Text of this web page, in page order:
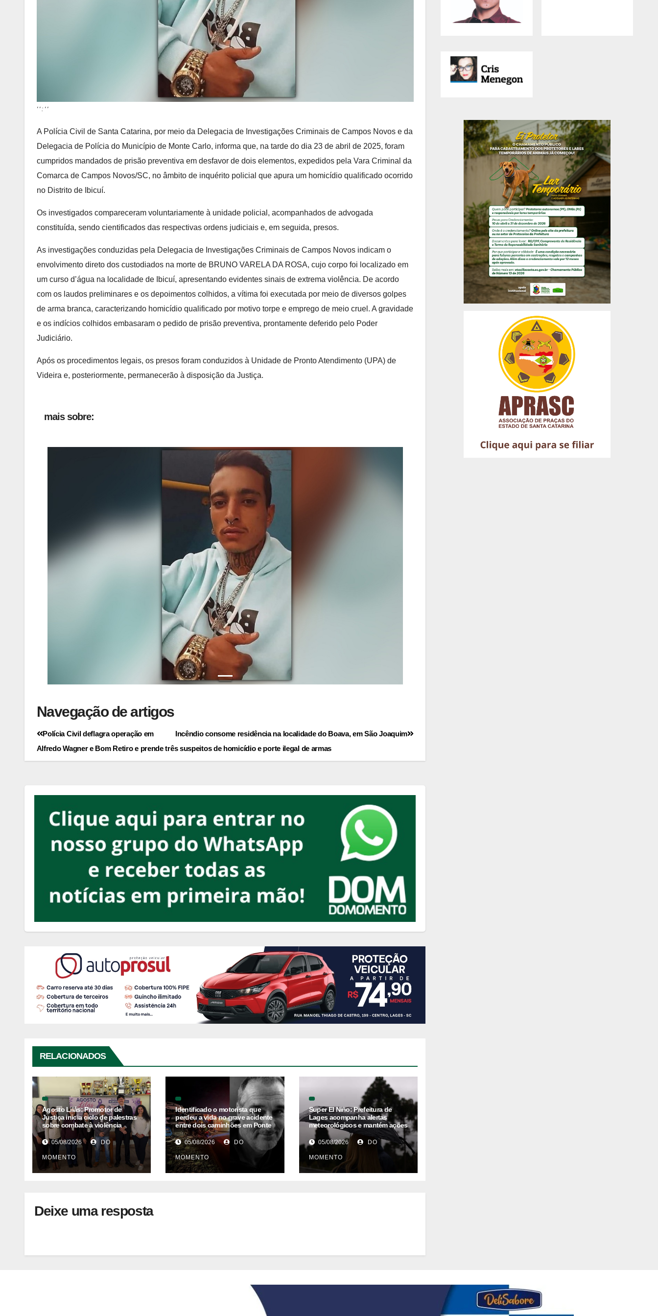
' ' : ' '
A Polícia Civil de Santa Catarina, por meio da Delegacia de Investigações Criminais de Campos Novos e da
Delegacia de Polícia do Município de Monte Carlo, informa que, na tarde do dia 23 de abril de 2025, foram
cumpridos mandados de prisão preventiva em desfavor de dois elementos, expedidos pela Vara Criminal da
Comarca de Campos Novos/SC, no âmbito de inquérito policial que apura um homicídio qualificado ocorrido
no Distrito de Ibicuí.
Os investigados compareceram voluntariamente à unidade policial, acompanhados de advogada
constituída, sendo cientificados das respectivas ordens judiciais e, em seguida, presos.
As investigações conduzidas pela Delegacia de Investigações Criminais de Campos Novos indicam o
envolvimento direto dos custodiados na morte de BRUNO VARELA DA ROSA, cujo corpo foi localizado em
um curso d’água na localidade de Ibicuí, apresentando evidentes sinais de extrema violência. De acordo
com os laudos preliminares e os depoimentos colhidos, a vítima foi executada por meio de diversos golpes
de arma branca, caracterizando homicídio qualificado por motivo torpe e emprego de meio cruel. A gravidade
e os indícios colhidos embasaram o pedido de prisão preventiva, prontamente deferido pelo Poder
Judiciário.
Após os procedimentos legais, os presos foram conduzidos à Unidade de Pronto Atendimento (UPA) de
Videira e, posteriormente, permanecerão à disposição da Justiça.
mais sobre:
Navegação de artigos
Incêndio consome residência na localidade do Boava, em São Joaquim
Polícia Civil deflagra operação em
Alfredo Wagner e Bom Retiro e prende três suspeitos de homicídio e porte ilegal de armas
RELACIONADOS
Agosto Lilás: Promotor de
Justiça inicia ciclo de palestras
sobre combate à violência
contra as mulheres na Comarca
de Campo Belo do Sul
05/08/2026 DO
MOMENTO
Identificado o motorista que
perdeu a vida no grave acidente
entre dois caminhões em Ponte
Alta
05/08/2026 DO
MOMENTO
Super El Niño: Prefeitura de
Lages acompanha alertas
meteorológicos e mantém ações
preventivas
05/08/2026 DO
MOMENTO
Deixe uma resposta